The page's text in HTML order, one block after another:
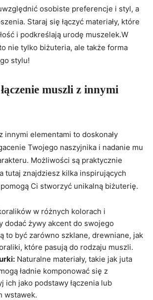
osobiste preferencje i styl, a
Staraj się łączyć materiały, które
i podkreślają urodę muszelek.W
nie tylko biżuteria, ale także forma
stylu!
muszli z innymi
innymi elementami to doskonały
Twojego naszyjnika i nadanie mu
Możliwości są praktycznie
tutaj znajdziesz kilka inspirujących
Ci stworzyć unikalną biżuterię.
w różnych kolorach i
dodać żywy akcent do swojego
to być zarówno szklane, drewniane, jak
które pasują do rodzaju muszli.
Naturalne materiały, takie jak juta
ładnie komponować się z
ich jako podstawy łączenia lub
wstawek.